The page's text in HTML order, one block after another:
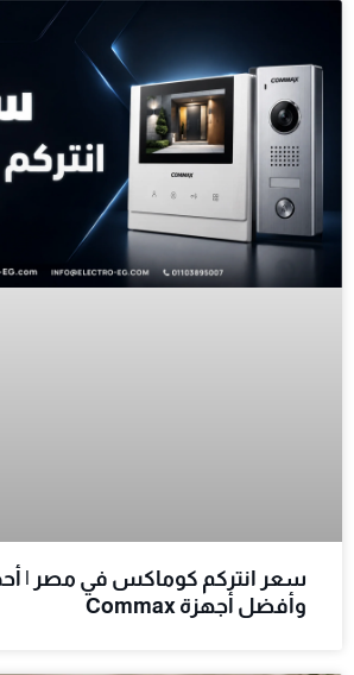
سعر انتركم كوماكس في مصر |
وأفضل أجهزة Commax